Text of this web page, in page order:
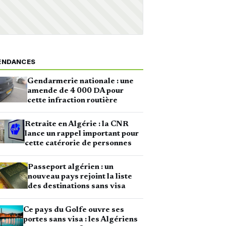
Gendarmerie nationale : une
amende de 4 000 DA pour
cette infraction routière
Retraite en Algérie : la CNR
lance un rappel important pour
cette catérorie de personnes
Passeport algérien : un
nouveau pays rejoint la liste
des destinations sans visa
Ce pays du Golfe ouvre ses
portes sans visa : les Algériens